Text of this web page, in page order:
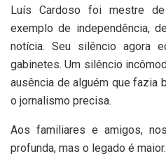
Luís Cardoso foi mestre
exemplo de independência,
notícia. Seu silêncio agora
gabinetes. Um silêncio
ausência de alguém que fazia
o jornalismo precisa.
Aos familiares e amigos,
profunda, mas o legado é maior.